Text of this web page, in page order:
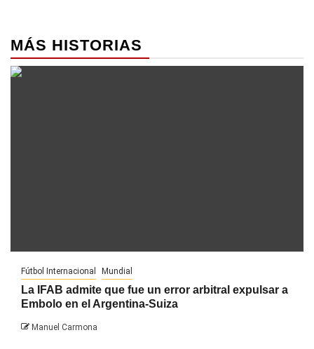
MÁS HISTORIAS
Fútbol Internacional Mundial
La IFAB admite que fue un error arbitral expulsar a
Embolo en el Argentina-Suiza
Manuel Carmona